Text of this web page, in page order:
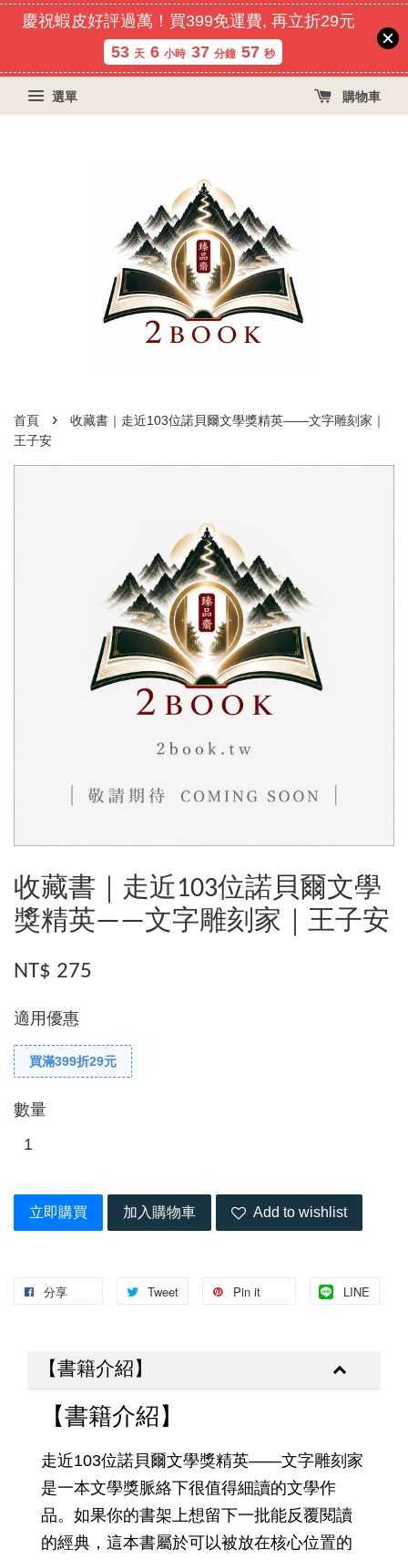
慶祝蝦皮好評過萬！買399免運費, 再立折29元
53 天 6 小時 37 分鐘 56 秒
選單 購物車
首頁 ›
收藏書｜走近103位諾貝爾文學獎精英——文字雕刻家｜
王子安
收藏書｜走近103位諾貝爾文學
獎精英——文字雕刻家｜王子安
NT$ 275
適用優惠
買滿399折29元
數量
立即購買 加入購物車 Add to wishlist
分享 Tweet Pin it LINE
【書籍介紹】
【書籍介紹】
走近103位諾貝爾文學獎精英——文字雕刻家
是一本文學獎脈絡下很值得細讀的文學作
品。如果你的書架上想留下一批能反覆閱讀
的經典，這本書屬於可以被放在核心位置的